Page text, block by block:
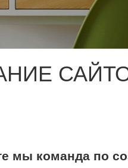
мы команда по